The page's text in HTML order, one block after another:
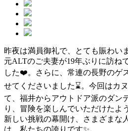
昨夜は満員御礼で、とても賑わい
元ALTのご夫妻が19年ぶりに訪ね
した❤️。さらに、常連の長野のゲ
せてくださいました⌛️。今回はカ
て、福井からアウトドア派のダン
り、冒険を楽しんでいただけたよ
新しい挑戦の幕開け、さまざまな
は、私たちの誇りです✨。